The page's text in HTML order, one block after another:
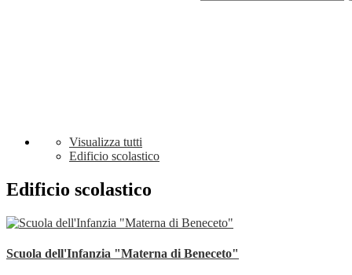
Visualizza tutti
Edificio scolastico
Edificio scolastico
Scuola dell'Infanzia "Materna di Beneceto"